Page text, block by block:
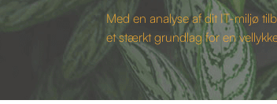
Med en analyse af dit IT-miljø
et stærkt grundlag for en